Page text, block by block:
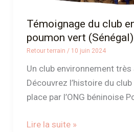
Témoignage du club
poumon vert (Sénégal)
Retour terrain / 10 juin 2024
Un club environnement
Découvrez l’histoire du
place par l’ONG béninoise
Lire la suite »